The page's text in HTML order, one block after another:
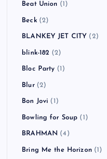
Beat Union (1)
Beck(2)
BLANKEY JET CITY (2)
blink-182 (2)
Bloc Party (1)
Blur(2)
Bon Jovi (1)
Bowling for Soup (1)
BRAHMAN (4)
Bring Me the Horizon (1)